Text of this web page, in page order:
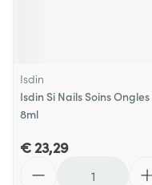
Isdin
Isdin Si Nails Soins Ongles
8ml
€ 23,29